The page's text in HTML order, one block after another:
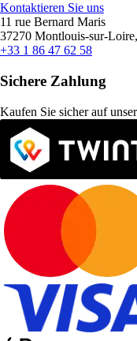
Kontaktieren Sie uns
11 rue Bernard Maris
37270 Montlouis-sur-
+33 1 86 47 62 58
Sichere Zahlung
Kaufen Sie sicher auf